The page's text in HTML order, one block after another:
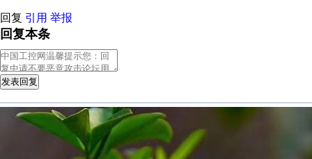
回复 引用 举报
回复本条
发表回复